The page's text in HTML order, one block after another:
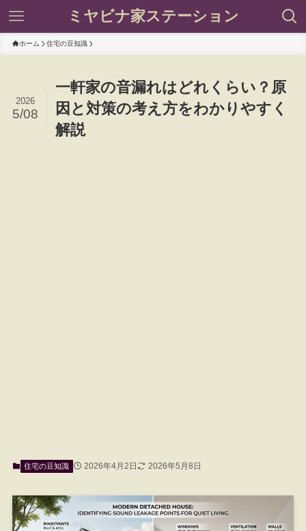
ミヤビナ家ステーション
ホーム 住宅の豆知識
一軒家の音漏れはどれくらい？原
因と対策の考え方をわかりやすく
解説
2026
5/08
住宅の豆知識 2026年4月2日 2026年5月8日